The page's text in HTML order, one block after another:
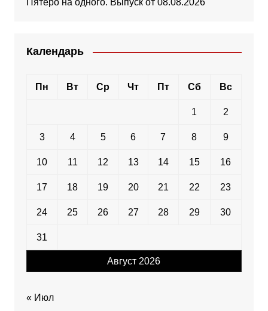
Пятеро на одного. Выпуск от 08.08.2026
Календарь
Август 2026
Пн Вт Ср Чт Пт Сб Вс
1 2
3 4 5 6 7 8 9
10 11 12 13 14 15 16
17 18 19 20 21 22 23
24 25 26 27 28 29 30
31
« Июл